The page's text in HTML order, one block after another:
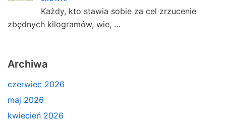
Każdy, kto stawia sobie za cel zrzucenie
zbędnych kilogramów, wie, …
Archiwa
czerwiec 2026
maj 2026
kwiecień 2026